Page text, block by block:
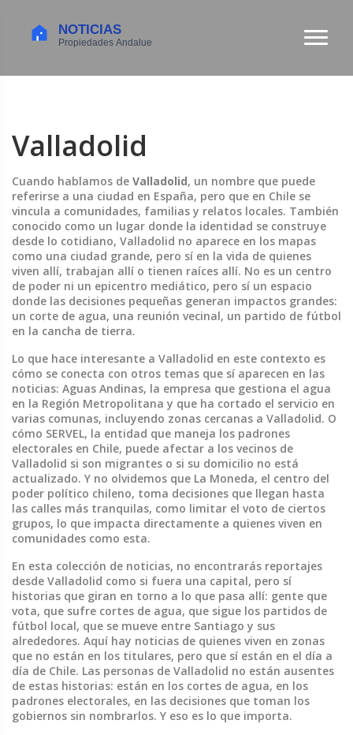
Valladolid
Cuando hablamos de Valladolid, un nombre que puede
referirse a una ciudad en España, pero que en Chile se
vincula a comunidades, familias y relatos locales. También
conocido como un lugar donde la identidad se construye
desde lo cotidiano, Valladolid no aparece en los mapas
como una ciudad grande, pero sí en la vida de quienes
viven allí, trabajan allí o tienen raíces allí. No es un centro
de poder ni un epicentro mediático, pero sí un espacio
donde las decisiones pequeñas generan impactos grandes:
un corte de agua, una reunión vecinal, un partido de fútbol
en la cancha de tierra.
Lo que hace interesante a Valladolid en este contexto es
cómo se conecta con otros temas que sí aparecen en las
noticias: Aguas Andinas, la empresa que gestiona el agua
en la Región Metropolitana y que ha cortado el servicio en
varias comunas, incluyendo zonas cercanas a Valladolid. O
cómo SERVEL, la entidad que maneja los padrones
electorales en Chile, puede afectar a los vecinos de
Valladolid si son migrantes o si su domicilio no está
actualizado. Y no olvidemos que La Moneda, el centro del
poder político chileno, toma decisiones que llegan hasta
las calles más tranquilas, como limitar el voto de ciertos
grupos, lo que impacta directamente a quienes viven en
comunidades como esta.
En esta colección de noticias, no encontrarás reportajes
desde Valladolid como si fuera una capital, pero sí
historias que giran en torno a lo que pasa allí: gente que
vota, que sufre cortes de agua, que sigue los partidos de
fútbol local, que se mueve entre Santiago y sus
alrededores. Aquí hay noticias de quienes viven en zonas
que no están en los titulares, pero que sí están en el día a
día de Chile. Las personas de Valladolid no están ausentes
de estas historias: están en los cortes de agua, en los
padrones electorales, en las decisiones que toman los
gobiernos sin nombrarlos. Y eso es lo que importa.